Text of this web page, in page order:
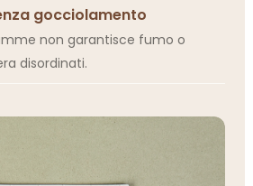
gocciolamento
non garantisce fumo o
disordinati.